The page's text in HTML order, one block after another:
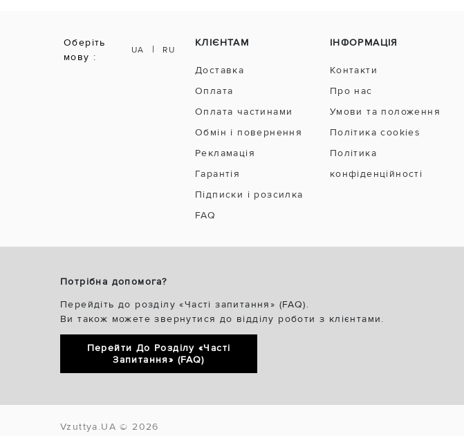
Оберіть
мову :
UA | RU
КЛІЄНТАМ
Доставка
Оплата
Оплата частинами
Обмін і повернення
Рекламація
Гарантія
Підписки і розсилка
FAQ
ІНФОРМАЦІЯ
Контакти
Про нас
Умови та положення
Політика cookies
Політика
конфіденційності
Потрібна допомога?
Перейдіть до розділу «Часті запитання» (FAQ).
Ви також можете звернутися до відділу роботи з клієнтами.
Перейти До Розділу «Часті
Запитання» (FAQ)
Vzuttya.UA © 2026